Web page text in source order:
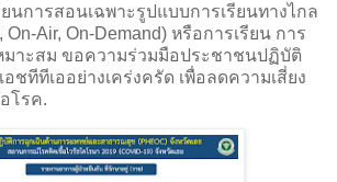
นการสอนเฉพาะรูปแบบการเรียนทางไกล
On-Air, On-Demand) หรือการเรียน การ
มาะสม ขอความร่วมมือประชาชนปฏิบัติ
ชทีทีเออย่างเคร่งครัด เพื่อลดความเสี่ยง
โรค.